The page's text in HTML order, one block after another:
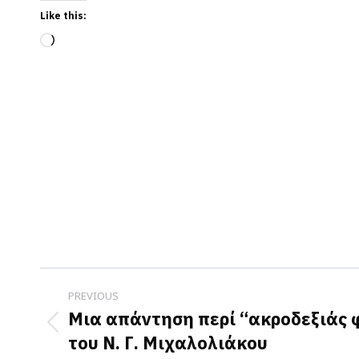
Like this:
Loading…
Post
navigation
PREVIOUS
Previous
post:
Μια απάντηση περί “ακροδεξιάς
του Ν. Γ. Μιχαλολιάκου